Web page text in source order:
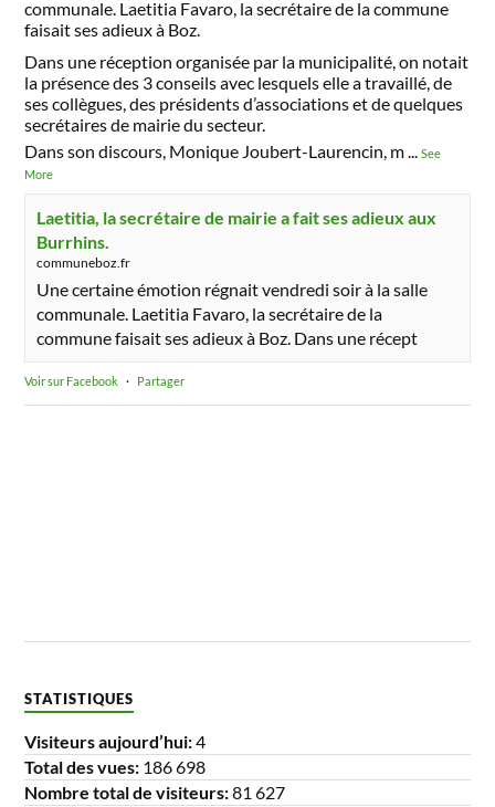
communale. Laetitia Favaro, la secrétaire de la commune
faisait ses adieux à Boz.
Dans une réception organisée par la municipalité, on notait
la présence des 3 conseils avec lesquels elle a travaillé, de
ses collègues, des présidents d’associations et de quelques
secrétaires de mairie du secteur.
Dans son discours, Monique Joubert-Laurencin, m
...See
More
Laetitia, la secrétaire de mairie a fait ses adieux aux
Burrhins.
communeboz.fr
Une certaine émotion régnait vendredi soir à la salle
communale. Laetitia Favaro, la secrétaire de la
commune faisait ses adieux à Boz. Dans une récept
Voir sur Facebook · Partager
STATISTIQUES
Visiteurs aujourd’hui:4
Total des vues: 186 698
Nombre total de visiteurs:81 627